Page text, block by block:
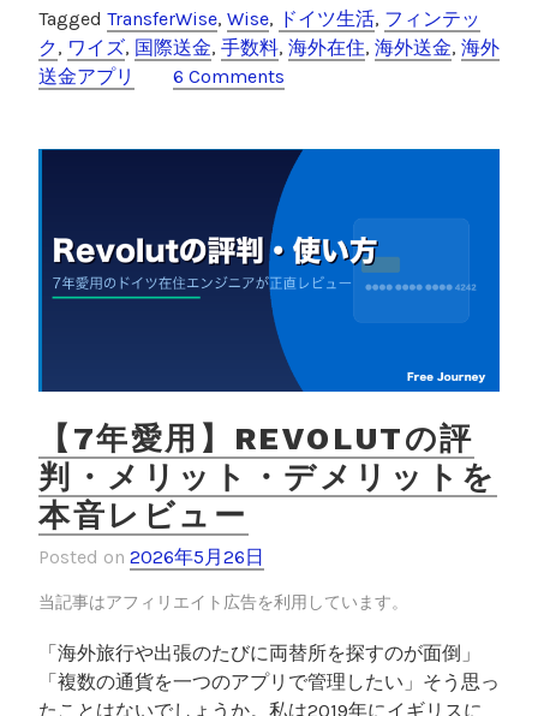
海
外
送
｜
銀
安
い
理
由
を
実
体
験
解
説
c
e
b
tt
er
e
c
k
et
Tagged TransferWise, Wise, ドイツ生活, フィンテッ
ク, ワイズ, 国際送金, 手数料, 海外在住, 海外送金, 海外
送金アプリ
6 Comments
【7年愛用】REVOLUTの評
判・メリット・デメリットを
本音レビュー
Posted on 2026年5月26日
当記事はアフィリエイト広告を利用しています。
「海外旅行や出張のたびに両替所を探すのが面倒」
「複数の通貨を一つのアプリで管理したい」そう思っ
たことはないでしょうか。私は2019年にイギリスに